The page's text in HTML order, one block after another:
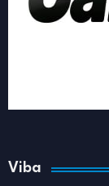
Viba